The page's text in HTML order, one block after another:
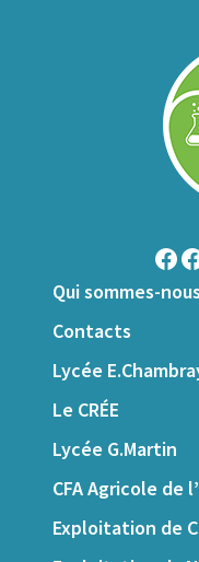
Qui sommes-
Contacts
Lycée
Le CRÉE
Lycée G.Martin
CFA Agricole de
Exploitation de